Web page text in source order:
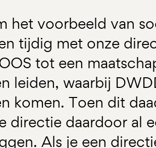
het voorbeeld van
tijdig met onze
tot een
leiden, waarbij
komen. Toen dit
directie daardoor al
Als je een